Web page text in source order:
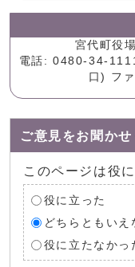
宮代町役
電話: 0480-34-
口) フ
ご意見をお聞か
このページは役
役に立った
どちらともいえ
役に立たなかっ